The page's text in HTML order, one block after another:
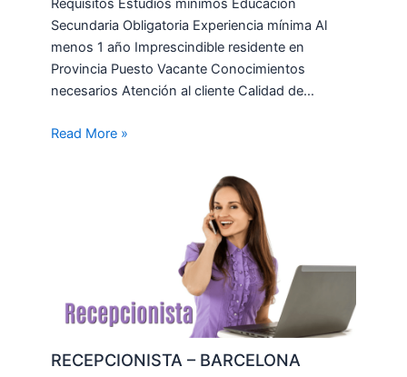
Secundaria Obligatoria Experiencia mínima Al
menos 1 año Imprescindible residente en
Provincia Puesto Vacante Conocimientos
necesarios Atención al cliente Calidad de…
Read More »
RECEPCIONISTA – BARCELONA